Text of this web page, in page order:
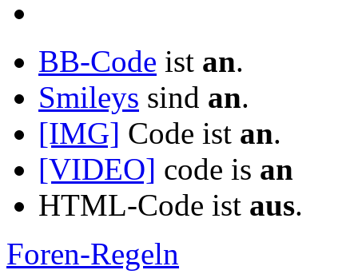
BB-Code ist an.
Smileys sind an.
[IMG] Code ist an.
[VIDEO] code is an
HTML-Code ist aus.
Foren-Regeln